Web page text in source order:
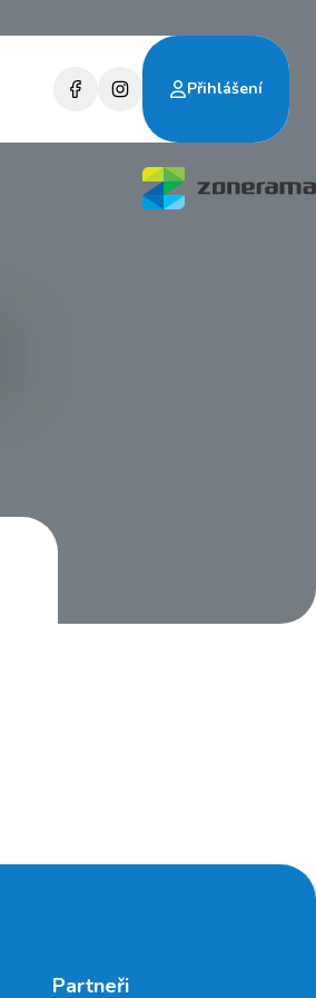
Přihlášení
Partneři